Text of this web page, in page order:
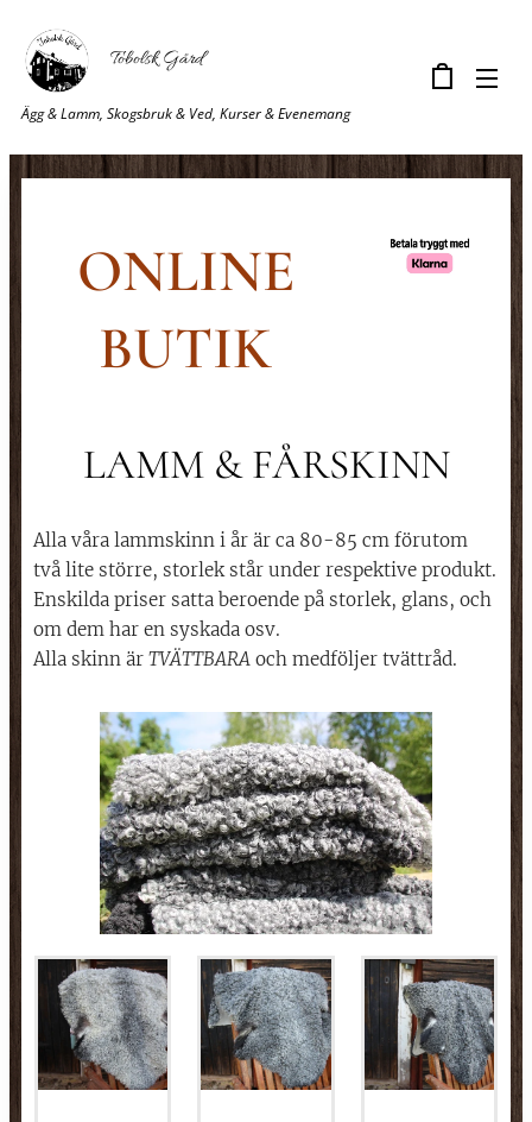
Tobolsk Gård
Ägg & Lamm, Skogsbruk & Ved, Kurser & Evenemang
ONLINE
BUTIK
LAMM & FÅRSKINN
Alla våra lammskinn i år är ca 80-85 cm förutom
två lite större, storlek står under respektive produkt.
Enskilda priser satta beroende på storlek, glans, och
om dem har en syskada osv.
Alla skinn är TVÄTTBARA och medföljer tvättråd.